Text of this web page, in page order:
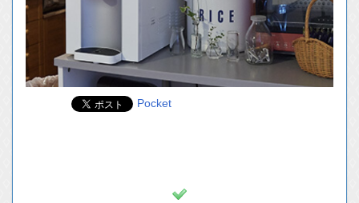
Pocket